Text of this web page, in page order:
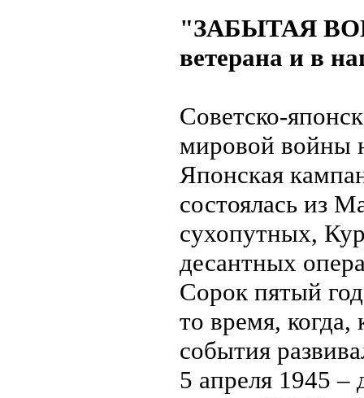
"ЗАБЫТАЯ
ветерана и в
Советско-
мировой войны
Японская
состоялась из
сухопутных,
десантных
Сорок пятый
то время,
события
5 апреля 1945 –